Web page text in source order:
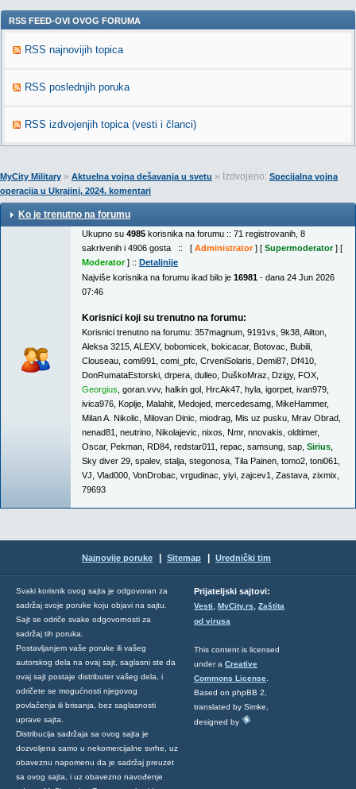
RSS FEED-OVI OVOG FORUMA
RSS najnovijih topica
RSS poslednjih poruka
RSS izdvojenjih topica (vesti i članci)
MyCity Military » Aktuelna vojna dešavanja u svetu » Izdvojeno: Specijalna vojna
operacija u Ukrajini, 2024. komentari
Ko je trenutno na forumu
Ukupno su 4985 korisnika na forumu :: 71 registrovanih, 8
sakrivenih i 4906 gosta :: [ Administrator] [ Supermoderator] [
Moderator] :: Detaljnije
Najviše korisnika na forumu ikad bilo je 16981 - dana 24 Jun 2026
07:46
Korisnici koji su trenutno na forumu:
Korisnici trenutno na forumu: 357magnum 9191vs 9k38 Ailton
Aleksa 3215 ALEXV, bobomicek bokicacar, Botovac Bubili
Clouseau comi991 comi_pfc CrveniSolaris Demi87 Df410
DonRumataEstorski drpera dulleo DuškoMraz Dzigy, FOX
Georgius goran.vvv, halkin gol HrcAk47 hyla igorpet ivan979
ivica976 Koplje Malahit Medojed mercedesamg MikeHammer,
Milan A. Nikolic Milovan Dinic miodrag Mis uz pusku Mrav Obrad
nenad81
neutrino Nikolajevic nixos Nmr, nnovakis oldtimer,
Oscar, Pekman RD84 redstar011 repac samsung sap Sirius
Sky diver 29 spalev, stalja stegonosa Tila Painen tomo2 toni061
VJ Vlad000 VonDrobac vrgudinac yiyi zajcev1 Zastava zixmix
79693
Najnovije poruke Sitemap Urednički tim
Svaki korisnik ovog sajta je odgovoran za
sadržaj svoje poruke koju objavi na sajtu.
Sajt se odriče svake odgovornosti za
sadržaj tih poruka.
Postavljanjem vaše poruke ili vašeg
autorskog dela na ovaj sajt, saglasni ste da
ovaj sajt postaje distributer vašeg dela, i
odričete se mogućnosti njegovog
povlačenja ili brisanja, bez saglasnosti
uprave sajta.
Distribucija sadržaja sa ovog sajta je
dozvoljena samo u nekomercijalne svrhe, uz
obaveznu napomenu da je sadržaj preuzet
sa ovog sajta, i uz obavezno navođenje
Prijateljski sajtovi:
Vesti, MyCity.rs, Zaštita
od virusa
This content is licensed
under a Creative
Commons License
Based on phpBB 2,
translated by Simke,
designed by